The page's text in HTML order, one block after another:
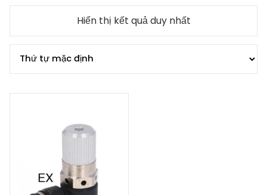
Hiển thị kết quả duy nhất